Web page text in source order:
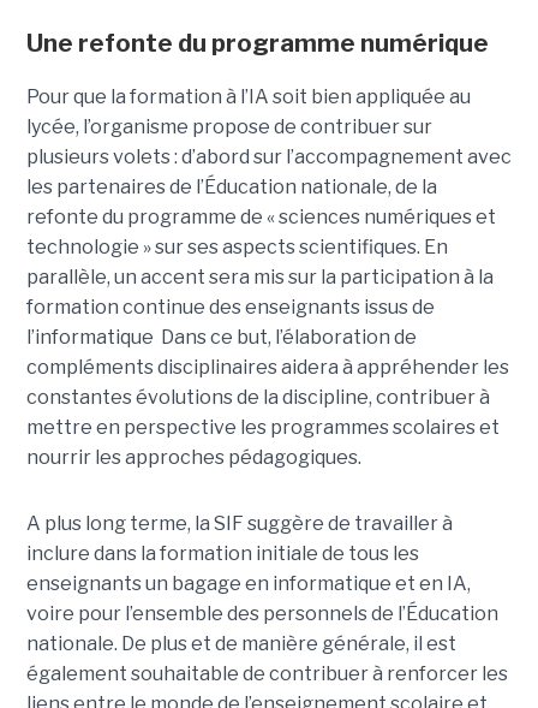
Une refonte du programme numérique
Pour que la formation à l’IA soit bien appliquée au
lycée, l’organisme propose de contribuer sur
plusieurs volets : d’abord sur l’accompagnement avec
les partenaires de l’Éducation nationale, de la
refonte du programme de « sciences numériques et
technologie » sur ses aspects scientifiques. En
parallèle, un accent sera mis sur la participation à la
formation continue des enseignants issus de
l’informatique Dans ce but, l’élaboration de
compléments disciplinaires aidera à appréhender les
constantes évolutions de la discipline, contribuer à
mettre en perspective les programmes scolaires et
nourrir les approches pédagogiques.
A plus long terme, la SIF suggère de travailler à
inclure dans la formation initiale de tous les
enseignants un bagage en informatique et en IA,
voire pour l’ensemble des personnels de l’Éducation
nationale. De plus et de manière générale, il est
également souhaitable de contribuer à renforcer les